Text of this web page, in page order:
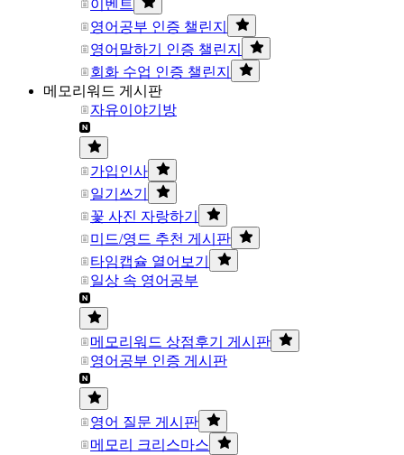
이벤트
영어공부 인증 챌린지
영어말하기 인증 챌린지
회화 수업 인증 챌린지
메모리워드 게시판
자유이야기방
가입인사
일기쓰기
꽃 사진 자랑하기
미드/영드 추천 게시판
타임캡슐 열어보기
일상 속 영어공부
메모리워드 상점후기 게시판
영어공부 인증 게시판
영어 질문 게시판
메모리 크리스마스